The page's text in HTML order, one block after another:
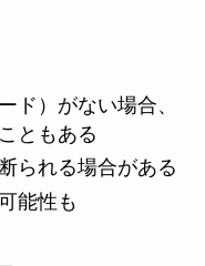
ド）がない場合、
ともある
られる場合がある
能性も